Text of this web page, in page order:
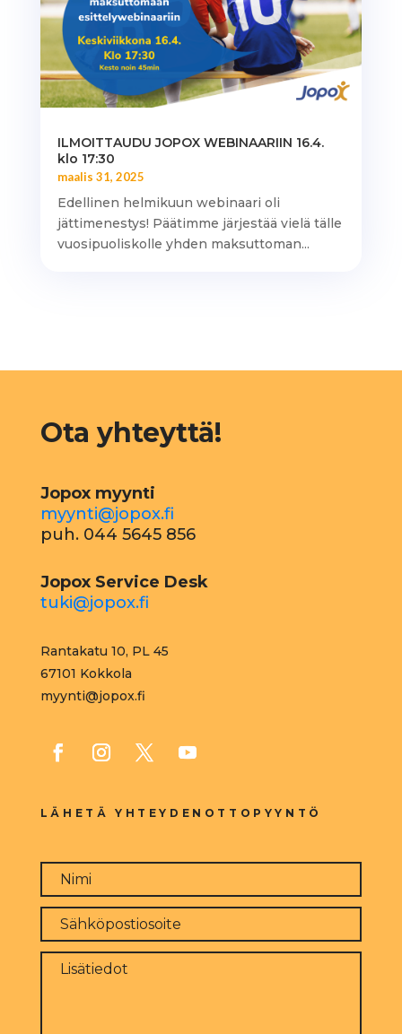
ILMOITTAUDU JOPOX WEBINAARIIN 16.4.
klo 17:30
maalis 31, 2025
Edellinen helmikuun webinaari oli
jättimenestys! Päätimme järjestää vielä tälle
vuosipuoliskolle yhden maksuttoman...
Ota yhteyttä!
Jopox myynti
myynti@jopox.fi
puh. 044 5645 856
Jopox Service Desk
tuki@jopox.fi
Rantakatu 10, PL 45
67101 Kokkola
myynti@jopox.fi
LÄHETÄ YHTEYDENOTTOPYYNTÖ